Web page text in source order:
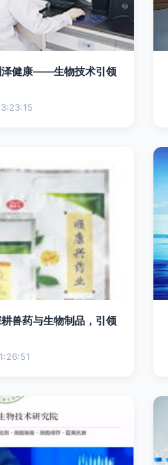
泽健康——生物技术引领
兽药与生物制品，引领